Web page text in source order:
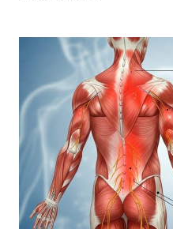
BELIRTILERI,
TEDAVISI
VE
PROGNOZ
(2026)